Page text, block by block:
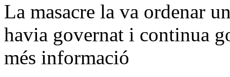
La masacre la va ordenar
havia governat i continua
més informació